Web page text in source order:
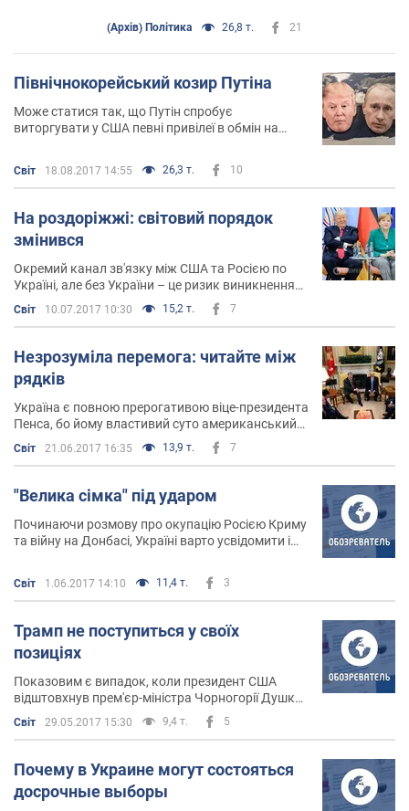
(Архів) Політика 26,8 т. 21
Північнокорейський козир Путіна
Може статися так, що Путін спробує
виторгувати у США певні привілеї в обмін на
Світ 18.08.2017 14:55 26,3 т. 10
На роздоріжжі: світовий порядок
змінився
Окремий канал зв'язку між США та Росією по
Україні, але без України – це ризик виникнення
домовленостей за рахунок національних
інтересів нашої держави. Це особливий статус
територіях
Світ 10.07.2017 10:30 15,2 т. 7
Незрозуміла перемога: читайте між
рядків
Україна є повною прерогативою віце-президента
Пенса, бо йому властивий суто американський
консервативний погляд на Росію. І це набагато
краще ніж те, що міг би запропонувати сам
Світ 21.06.2017 16:35 13,9 т. 7
"Велика сімка" під ударом
Починаючи розмову про окупацію Росією Криму
та війну на Донбасі, Україні варто усвідомити і
Найголовніша – що Путін не відмовиться від
України
Світ 1.06.2017 14:10 11,4 т. 3
Трамп не поступиться у своїх
позиціях
Показовим є випадок, коли президент США
відштовхнув прем'єр-міністра Чорногорії Душко
Марковича у штаб-квартирі НАТО, аби стояти у
першому ряді біля генерального секретаря НАТО
звичайною невихованістю
Світ 29.05.2017 15:30 9,4 т. 5
Почему в Украине могут состояться
досрочные выборы